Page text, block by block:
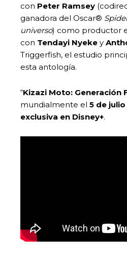
con Peter Ramsey
ganadora del Oscar®
universo) como productor
con Tendayi Nyeke y
Triggerfish, el estudio
esta antología.
“Kizazi Moto: Generación
mundialmente el 5 de
exclusiva en Disney+.